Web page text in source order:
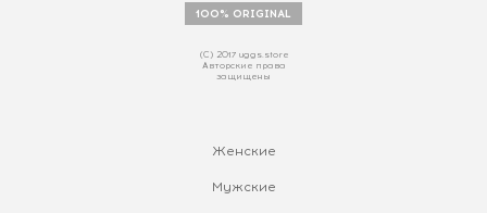
100% ORIGINAL
(С) 2017 uggs.store
Авторские права
защищены
Женские
Мужские